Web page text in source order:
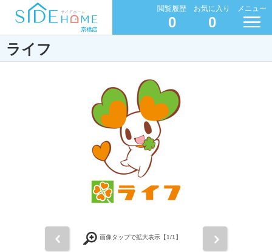
閲覧履歴
0
お気に入り
0
メニュー
ライフ
画像タップで拡大表示【1/1】